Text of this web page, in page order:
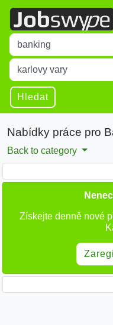
Title
Type 1 or more
Místo
Type 1 or more
Hledat
Nabídky práce pro
Back to category
Získejte denně nové